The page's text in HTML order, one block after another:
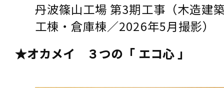
丹波篠山工場 第3期工事（木造建
工棟・倉庫棟／2026年5月撮影）
★オカメイ ３つの「 エコ心 」